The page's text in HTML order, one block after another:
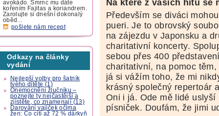
avokádo. Šmrnc mu dáte
kořením Fajitas a koriandrem.
Zarolujte si dnešní dokonalý
oběd...
pošlete nám recept
Odkazy na články
vydání
Nejlepší volby pro šatník
tvého dítěte (1)
Onemocnění žlučníku –
poznejte ty nejčastější a
zjistěte, co znamenají (13)
Darování vajíček očima
žen: Co cítí až 72 % dárkyň
Na které z vašich hitů se
Především se diváci
pueri. Je to obrovský
na zájezdu v Japonsku a
charitativní koncerty.
sebou přes 400
charitativní, na pomoc
já si vážím toho, že mi
krásný společný repertoár
Oni i já. Ode mě lidé
písniček. Doufám, že jimi